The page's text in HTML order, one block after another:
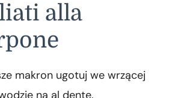
alla
makron ugotuj we wrzącej
na al dente.